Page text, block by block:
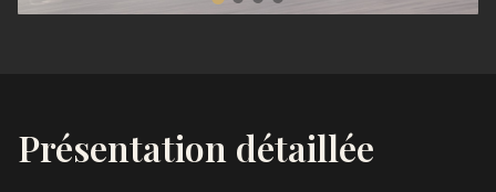
Présentation détaillée